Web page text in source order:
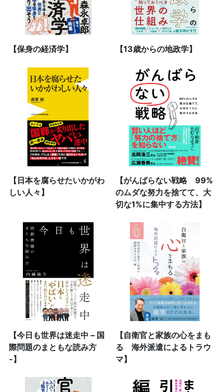
【保身の経済学】 【13歳からの地政学】
【日本を腐らせたいかがわ
しい人々】
【がんばらない戦略 99%
のムダな努力を捨てて、大
切な1%に集中する方法】
【今日も世界は迷走中 – 国
際問題のまともな読み方
-】
【自衛官と家族の心をまも
る 海外派遣によるトラウ
マ】